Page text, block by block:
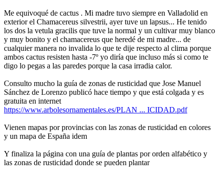
Me equivoqué de cactus . Mi madre tuvo siempre en Valladolid en
exterior el Chamacereus silvestrii, ayer tuve un lapsus... He tenido
los dos la vetula gracilis que tuve la normal y un cultivar muy blanco
y muy bonito y el chamacereus que heredé de mi madre... de
cualquier manera no invalida lo que te dije respecto al clima porque
ambos cactus resisten hasta -7º yo diría que incluso más si como te
digo lo pegas a las paredes porque la casa irradia calor.
Consulto mucho la guía de zonas de rusticidad que Jose Manuel
Sánchez de Lorenzo publicó hace tiempo y que está colgada y es
gratuita en internet
https://www.arbolesornamentales.es/PLAN ... ICIDAD.pdf
Vienen mapas por provincias con las zonas de rusticidad en colores
y un mapa de España idem
Y finaliza la página con una guía de plantas por orden alfabético y
las zonas de rusticidad donde se pueden plantar